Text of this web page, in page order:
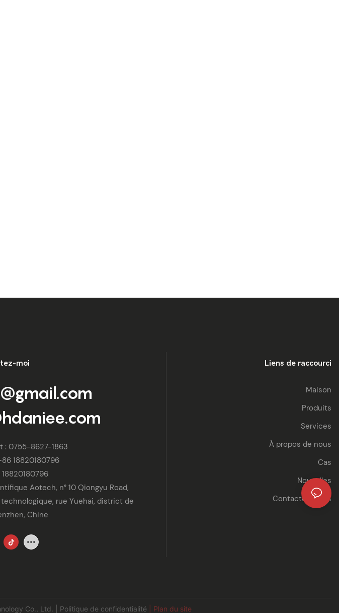
moi
: 0755-8627-1863
18820180796
Aotech, n° 10 Qiongyu Road,
rue Yuehai, district de
Chine
Liens de raccourci
Maison
Produits
Services
À propos de nous
Cas
Nouvelles
Contactez-nous
Co., Ltd. Politique de confidentialité | Plan du site